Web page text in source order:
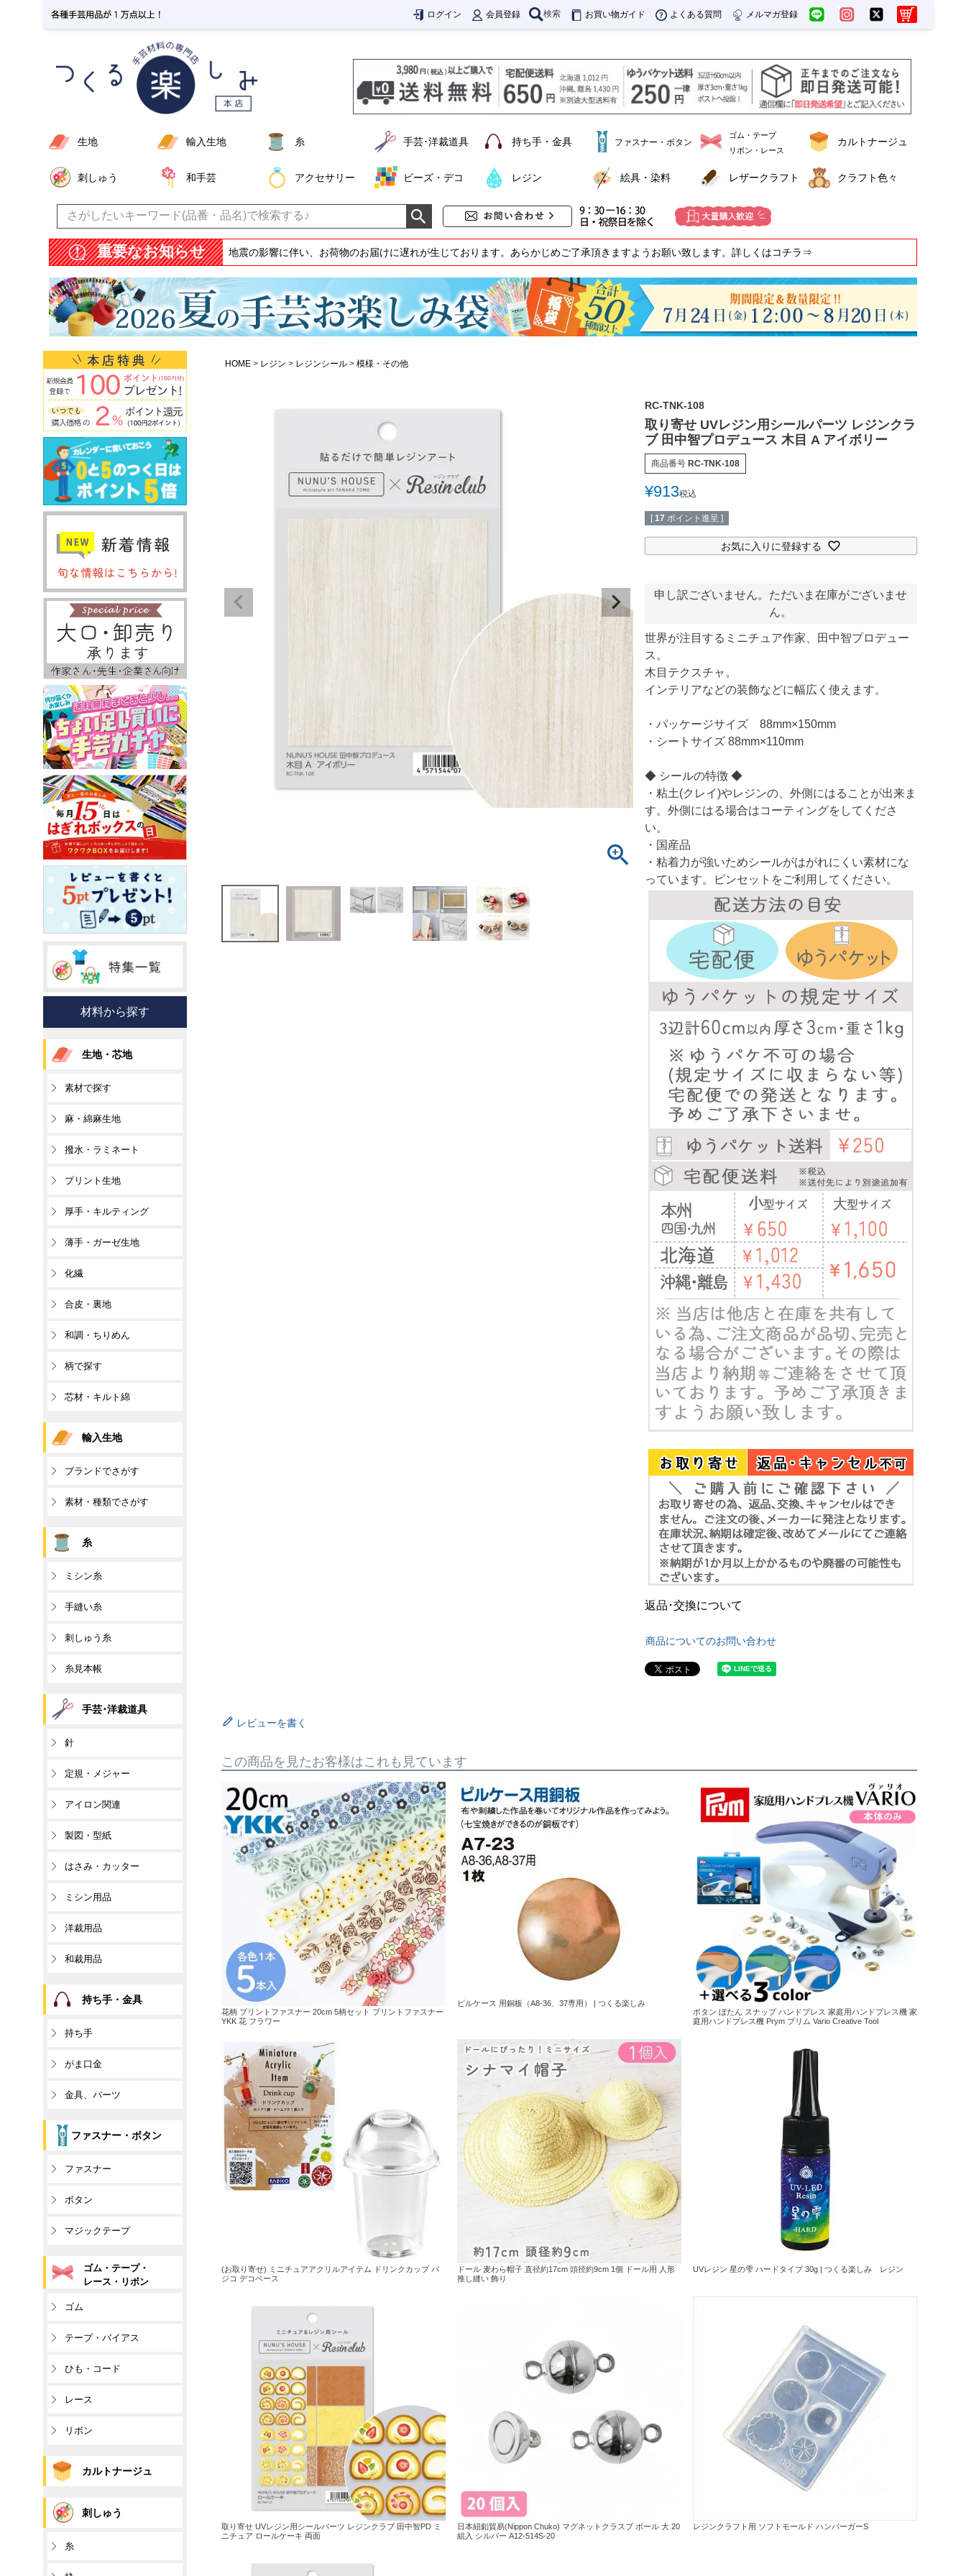
ログイン 会員登録 検索 お買い物ガイド よくある質問 メルマガ登録
生地 輸入生地 糸 手芸･洋裁道具 持ち手・金具 ファスナー・ボタン
ゴム・テープ
リボン・レース
カルトナージュ
刺しゅう 和手芸 アクセサリー ビーズ・デコ レジン 絵具・染料 レザークラフト クラフト色々
重要なお知らせ 地震の影響に伴い、お荷物のお届けに遅れが生じております。あらかじめご了承頂きますようお願い致します。詳しくはコチラ⇒
HOME レジン レジンシール 模様・その他
RC-TNK-108
取り寄せ UVレジン用シールパーツ レジンクラ
ブ 田中智プロデュース 木目 A アイボリー
商品番号 RC-TNK-108
¥913税込
[ 17 ポイント進呈 ]
お気に入りに登録する
申し訳ございません。ただいま在庫がございませ
ん。
世界が注目するミニチュア作家、田中智プロデュー
ス。
木目テクスチャ。
インテリアなどの装飾などに幅広く使えます。
・パッケージサイズ 88mm×150mm
・シートサイズ 88mm×110mm
◆ シールの特徴 ◆
・粘土(クレイ)やレジンの、外側にはることが出来ま
す。外側にはる場合はコーティングをしてくださ
い。
・国産品
・粘着力が強いためシールがはがれにくい素材にな
っています。ピンセットをご利用してください。
返品･交換について
商品についてのお問い合わせ
レビューを書く
この商品を見たお客様はこれも見ています
花柄 プリントファスナー 20cm 5柄セット プリントファスナー
YKK 花 フラワー
ピルケース 用銅板（A8-36、37専用） | つくる楽しみ
ボタン ぼたん スナップ ハンドプレス 家庭用ハンドプレス機 家
庭用ハンドプレス機 Prym プリム Vario Creative Tool
(お取り寄せ) ミニチュアアクリルアイテム ドリンクカップ パ
ジコ デコベース
ドール 麦わら帽子 直径約17cm 頭径約9cm 1個 ドール用 人形
推し縫い 飾り
UVレジン 星の雫 ハードタイプ 30g | つくる楽しみ レジン
取り寄せ UVレジン用シールパーツ レジンクラブ 田中智PD ミ
ニチュア ロールケーキ 両面
日本紐釦貿易(Nippon Chuko) マグネットクラスプ ボール 大 20
組入 シルバー A12-514S-20
レジンクラフト用 ソフトモールド ハンバーガーS
材料から探す
生地・芯地
素材で探す
麻・綿麻生地
撥水・ラミネート
プリント生地
厚手・キルティング
薄手・ガーゼ生地
化繊
合皮・裏地
和調・ちりめん
柄で探す
芯材・キルト綿
輸入生地
ブランドでさがす
素材・種類でさがす
糸
ミシン糸
手縫い糸
刺しゅう糸
糸見本帳
手芸･洋裁道具
針
定規・メジャー
アイロン関連
製図・型紙
はさみ・カッター
ミシン用品
洋裁用品
和裁用品
持ち手・金具
持ち手
がま口金
金具、パーツ
ファスナー・ボタン
ファスナー
ボタン
マジックテープ
ゴム・テープ・
レース・リボン
ゴム
テープ・バイアス
ひも・コード
レース
リボン
カルトナージュ
刺しゅう
糸